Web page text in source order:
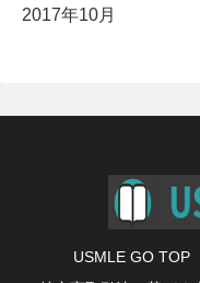
2017年10月
USMLE GO TOP